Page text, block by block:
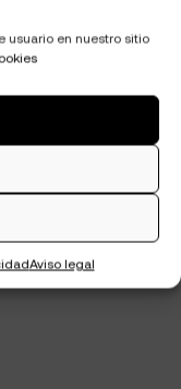
usuario en nuestro sitio
Aviso legal